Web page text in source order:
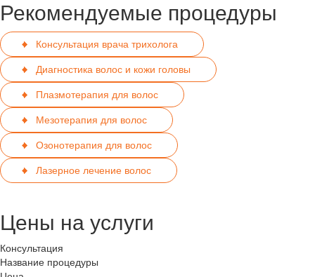
Рекомендуемые процедуры
Консультация врача трихолога
Диагностика волос и кожи головы
Плазмотерапия для волос
Мезотерапия для волос
Озонотерапия для волос
Лазерное лечение волос
Цены на услуги
Консультация
Название процедуры